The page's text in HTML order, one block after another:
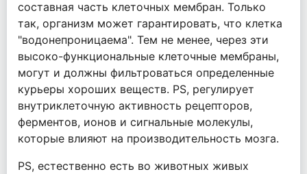
составная часть клеточных мембран. Только
так, организм может гарантировать, что клетка
"водонепроницаема". Тем не менее, через эти
высоко-функциональные клеточные мембраны,
могут и должны фильтроваться определенные
курьеры хороших веществ. PS, регулирует
внутриклеточную активность рецепторов,
ферментов, ионов и сигнальные молекулы,
которые влияют на производительность мозга.
PS, естественно есть во животных живых